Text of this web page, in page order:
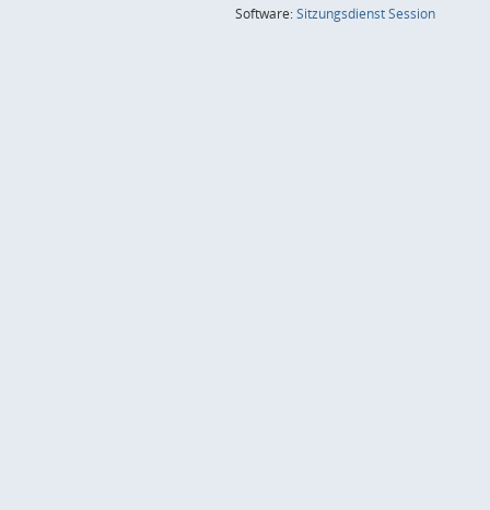
Software:SitzungsdienstSession(Wird in